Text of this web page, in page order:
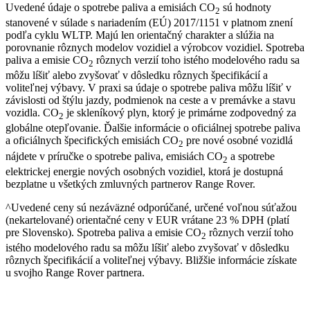
Uvedené údaje o spotrebe paliva a emisiách CO2 sú hodnoty
stanovené v súlade s nariadením (EÚ) 2017/1151 v platnom znení
podľa cyklu WLTP. Majú len orientačný charakter a slúžia na
porovnanie rôznych modelov vozidiel a výrobcov vozidiel. Spotreba
paliva a emisie CO2 rôznych verzií toho istého modelového radu sa
môžu líšiť alebo zvyšovať v dôsledku rôznych špecifikácií a
voliteľnej výbavy. V praxi sa údaje o spotrebe paliva môžu líšiť v
závislosti od štýlu jazdy, podmienok na ceste a v premávke a stavu
vozidla. CO2 je skleníkový plyn, ktorý je primárne zodpovedný za
globálne otepľovanie. Ďalšie informácie o oficiálnej spotrebe paliva
a oficiálnych špecifických emisiách CO2 pre nové osobné vozidlá
nájdete v príručke o spotrebe paliva, emisiách CO2 a spotrebe
elektrickej energie nových osobných vozidiel, ktorá je dostupná
bezplatne u všetkých zmluvných partnerov Range Rover.
^Uvedené ceny sú nezáväzné odporúčané, určené voľnou súťažou
(nekartelované) orientačné ceny v EUR vrátane 23 % DPH (platí
pre Slovensko). Spotreba paliva a emisie CO2 rôznych verzií toho
istého modelového radu sa môžu líšiť alebo zvyšovať v dôsledku
rôznych špecifikácií a voliteľnej výbavy. Bližšie informácie získate
u svojho Range Rover partnera.